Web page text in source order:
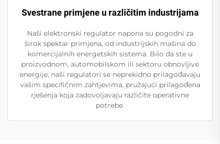
Svestrane primjene u različitim industrijama
Naši elektronski regulator napona su pogodni za
širok spektar primjena, od industrijskih mašina do
komercijalnih energetskih sistema. Bilo da ste u
proizvodnom, automobilskom ili sektoru obnovljive
energije, naši regulatori se neprekidno prilagođavaju
vašim specifičnim zahtjevima, pružajući prilagođena
rješenja koja zadovoljavaju različite operativne
potrebe.